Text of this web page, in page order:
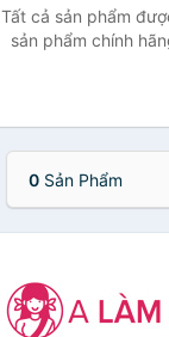
Tất cả sản phẩm
sản phẩm chính
0 Sản Phẩm